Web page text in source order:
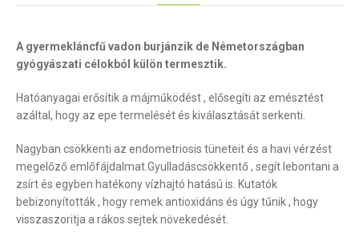
A gyermekláncfű vadon burjánzik de Németországban
gyógyászati célokból külön termesztik.
Hatóanyagai erősítik a májműködést , elősegíti az emésztést
azáltal, hogy az epe termelését és kiválasztását serkenti.
Nagyban csökkenti az endometriosis tüneteit és a havi vérzést
megelőző emlőfájdalmat.Gyulladáscsökkentő , segít lebontani a
zsírt és egyben hatékony vízhajtó hatású is. Kutatók
bebizonyították , hogy remek antioxidáns és úgy tűnik , hogy
visszaszoritja a rákos sejtek növekedését.